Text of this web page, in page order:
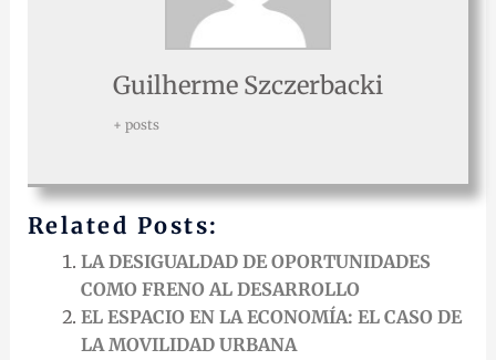
Guilherme Szczerbacki
+ posts
Related Posts:
LA DESIGUALDAD DE OPORTUNIDADES
COMO FRENO AL DESARROLLO
EL ESPACIO EN LA ECONOMÍA: EL CASO DE
LA MOVILIDAD URBANA